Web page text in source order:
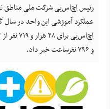
رئیس اچ‌اس‌یی شرکت ملی مناطق
عملکرد آموزشی این واحد در سال
و ۷۹۶ نفرساعت خبر داد.